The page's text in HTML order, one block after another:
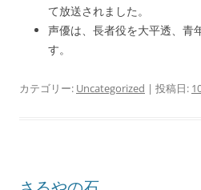
て放送されました。
声優は、長者役を大平透、青
す。
カテゴリー: Uncategorized | 投稿日: